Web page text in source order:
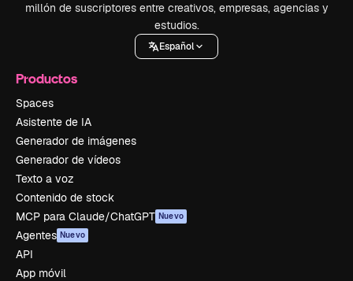
millón de suscriptores entre creativos, empresas, agencias y
estudios.
Español
Productos
Spaces
Asistente de IA
Generador de imágenes
Generador de vídeos
Texto a voz
Contenido de stock
MCP para Claude/ChatGPT Nuevo
Agentes Nuevo
API
App móvil